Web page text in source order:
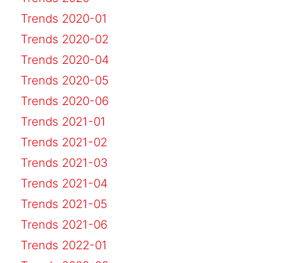
Trends 2020-01
Trends 2020-02
Trends 2020-04
Trends 2020-05
Trends 2020-06
Trends 2021-01
Trends 2021-02
Trends 2021-03
Trends 2021-04
Trends 2021-05
Trends 2021-06
Trends 2022-01